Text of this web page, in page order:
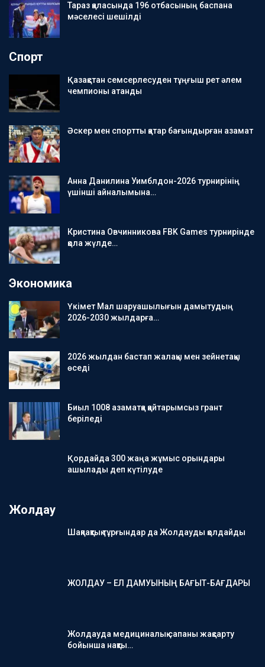
Тараз қаласында 196 отбасының баспана
мәселесі шешілді
Спорт
Қазақстан семсерлесуден тұңғыш рет әлем
чемпионы атанды
Әскер мен спортты қатар бағындырған азамат
Анна Данилина Уимблдон-2026 турнирінің
үшінші айналымына…
Кристина Овчинникова FBK Games турнирінде
қола жүлде…
Экономика
Үкімет Мал шаруашылығын дамытудың
2026-2030 жылдарға…
2026 жылдан бастап жалақы мен зейнетақы
өседі
Биыл 1008 азаматқа қайтарымсыз грант
беріледі
Қордайда 300 жаңа жұмыс орындары
ашылады деп күтілуде
Жолдау
Шақпақтық тұрғындар да Жолдауды қолдайды
ЖОЛДАУ – ЕЛ ДАМУЫНЫҢ БАҒЫТ-БАҒДАРЫ
Жолдауда медициналық сапаны жақсарту
бойынша нақты…